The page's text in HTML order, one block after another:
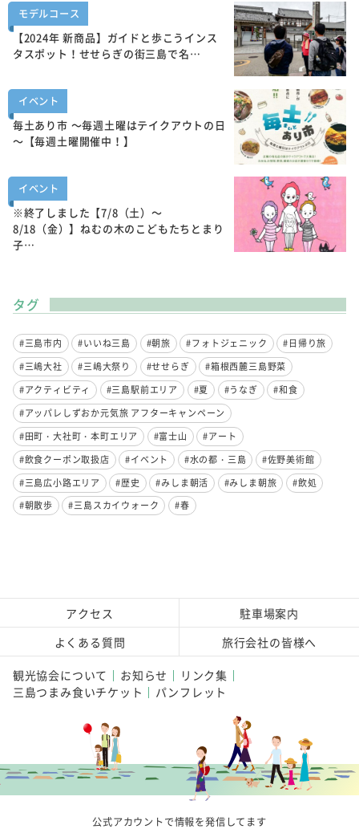
モデルコース
【2024年 新商品】ガイドと歩こうインス
タスポット！せせらぎの街三島で名…
イベント
毎土あり市 ～毎週土曜はテイクアウトの日
～【毎週土曜開催中！】
イベント
※終了しました【7/8（土）～
8/18（金）】ねむの木のこどもたちとまり
子…
タグ
#三島市内 #いいね三島 #朝旅 #フォトジェニック
#日帰り旅
#三嶋大社
#三嶋大祭り #せせらぎ
#箱根西麓三島野菜
#アクティビティ
#三島駅前エリア #夏 #うなぎ
#和食
#アッパレしずおか元気旅 アフターキャンペーン
#田町・大社町・本町エリア
#富士山
#アート
#飲食クーポン取扱店
#イベント #水の都・三島
#佐野美術館
#三島広小路エリア
#歴史 #みしま朝活 #みしま朝旅
#飲処
#朝散歩
#三島スカイウォーク #春
アクセス
駐車場案内
よくある質問
旅行会社の皆様へ
観光協会について お知らせ
リンク集
三島つまみ食いチケット
パンフレット
公式アカウントで情報を発信してます